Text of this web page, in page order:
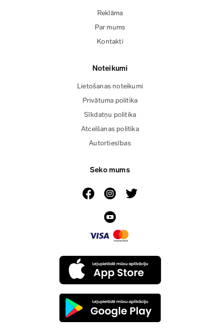
Reklāma
Par mums
Kontakti
Noteikumi
Lietošanas noteikumi
Privātuma politika
Sīkdatņu politika
Atcelšanas politika
Autortiesības
Seko mums